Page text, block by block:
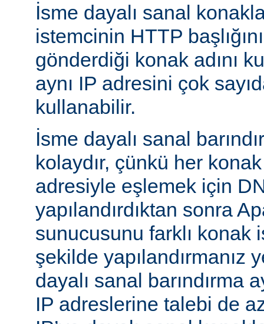
İsme dayalı sanal
istemcinin HTTP
gönderdiği konak adını
aynı IP adresini çok
kullanabilir.
İsme dayalı sanal
kolaydır, çünkü her
adresiyle eşlemek için
yapılandırdıktan sonra
sunucusunu farklı konak
şekilde yapılandırmanız
dayalı sanal barındırma
IP adreslerine talebi de